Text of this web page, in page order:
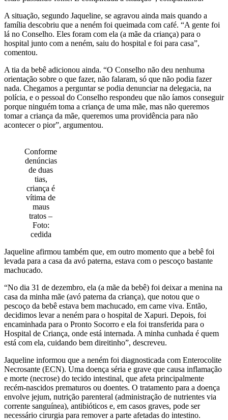
A situação, segundo Jaqueline, se agravou ainda mais quando a
família descobriu que a neném foi queimada com café. “A gente foi
lá no Conselho. Eles foram com ela (a mãe da criança) para o
hospital junto com a neném, saiu do hospital e foi para casa”,
comentou.
A tia da bebê adicionou ainda. “O Conselho não deu nenhuma
orientação sobre o que fazer, não falaram, só que não podia fazer
nada. Chegamos a perguntar se podia denunciar na delegacia, na
polícia, e o pessoal do Conselho respondeu que não íamos conseguir
porque ninguém toma a criança de uma mãe, mas não queremos
tomar a criança da mãe, queremos uma providência para não
acontecer o pior”, argumentou.
Conforme
denúncias
de duas
tias,
criança é
vítima de
maus
tratos –
Foto:
cedida
Jaqueline afirmou também que, em outro momento que a bebê foi
levada para a casa da avó paterna, estava com o pescoço bastante
machucado.
“No dia 31 de dezembro, ela (a mãe da bebê) foi deixar a menina na
casa da minha mãe (avó paterna da criança), que notou que o
pescoço da bebê estava bem machucado, em carne viva. Então,
decidimos levar a neném para o hospital de Xapuri. Depois, foi
encaminhada para o Pronto Socorro e ela foi transferida para o
Hospital de Criança, onde está internada. A minha cunhada é quem
está com ela, cuidando bem direitinho”, descreveu.
Jaqueline informou que a neném foi diagnosticada com Enterocolite
Necrosante (ECN). Uma doença séria e grave que causa inflamação
e morte (necrose) do tecido intestinal, que afeta principalmente
recém-nascidos prematuros ou doentes. O tratamento para a doença
envolve jejum, nutrição parenteral (administração de nutrientes via
corrente sanguínea), antibióticos e, em casos graves, pode ser
necessário cirurgia para remover a parte afetadas do intestino.